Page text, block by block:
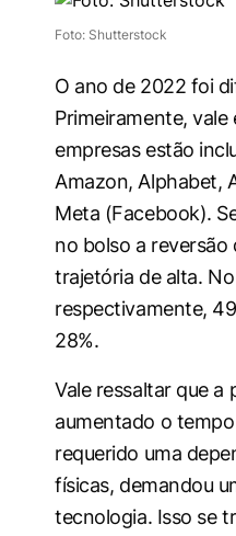
Foto: Shutterstock
O ano de 2022 foi
Primeiramente, vale
empresas estão
Amazon, Alphabet,
Meta (Facebook).
no bolso a reversão
trajetória de alta.
respectivamente,
28%.
Vale ressaltar que a
aumentado o
requerido uma
físicas, demandou
tecnologia. Isso se